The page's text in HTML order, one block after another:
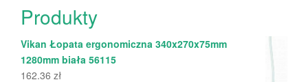
Produkty
Vikan Łopata ergonomiczna 340x270x75mm
1280mm biała 56115
162.36 zł